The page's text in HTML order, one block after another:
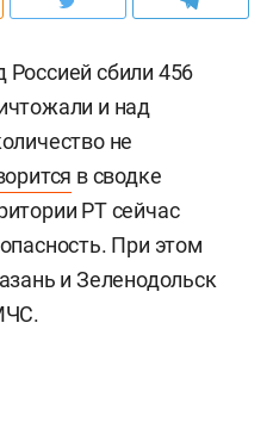
сбили 456
и над
не
в сводке
РТ сейчас
При этом
и Зеленодольск